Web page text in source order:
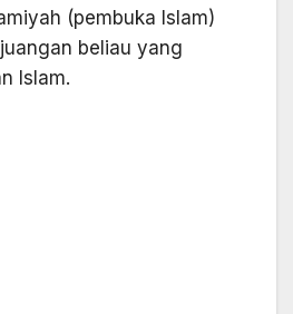
(pembuka Islam)
beliau yang
Islam.